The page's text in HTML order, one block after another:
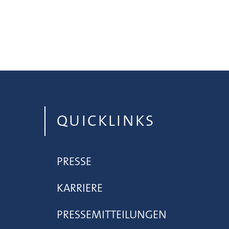
QUICKLINKS
PRESSE
KARRIERE
PRESSEMITTEILUNGEN